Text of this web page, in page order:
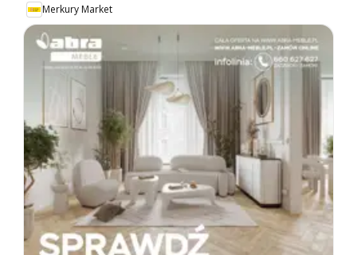
Merkury Market